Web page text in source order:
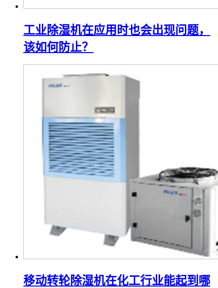
工业除湿机在应用时也会出现问题，
该如何防止？
移动转轮除湿机在化工行业能起到哪